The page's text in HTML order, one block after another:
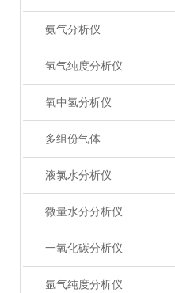
氨气分析仪
氢气纯度分析仪
氧中氢分析仪
多组份气体
液氯水分析仪
微量水分分析仪
一氧化碳分析仪
氩气纯度分析仪